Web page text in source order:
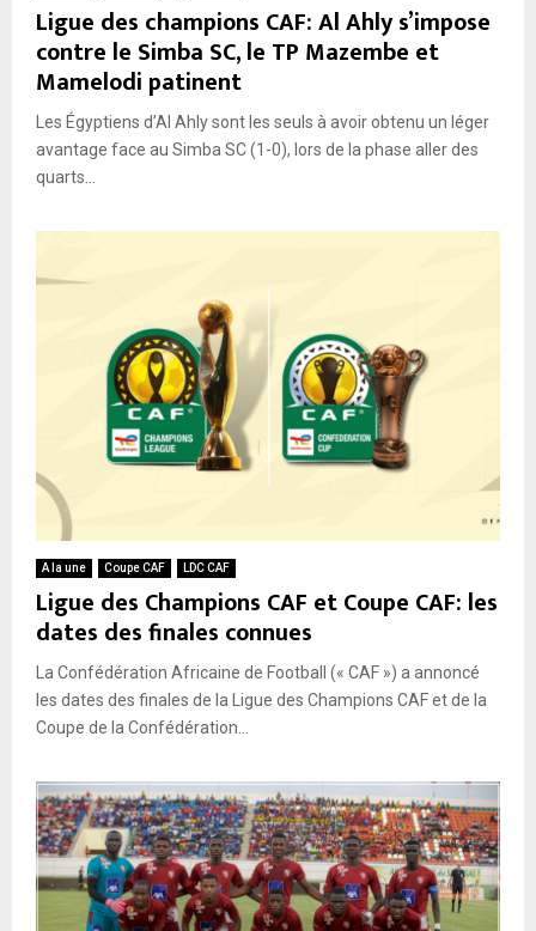
Ligue des champions CAF: Al Ahly s’impose
contre le Simba SC, le TP Mazembe et
Mamelodi patinent
Les Égyptiens d’Al Ahly sont les seuls à avoir obtenu un léger
avantage face au Simba SC (1-0), lors de la phase aller des
quarts...
A la une Coupe CAF LDC CAF
Ligue des Champions CAF et Coupe CAF: les
dates des finales connues
La Confédération Africaine de Football (« CAF ») a annoncé
les dates des finales de la Ligue des Champions CAF et de la
Coupe de la Confédération...